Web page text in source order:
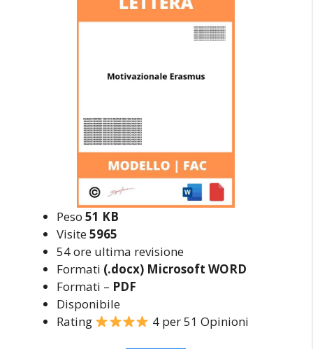
Peso 51 KB
Visite5965
54 ore ultima revisione
Formati (.docx) Microsoft WORD
Formati – PDF
Disponibile
Rating
4 per 51 Opinioni